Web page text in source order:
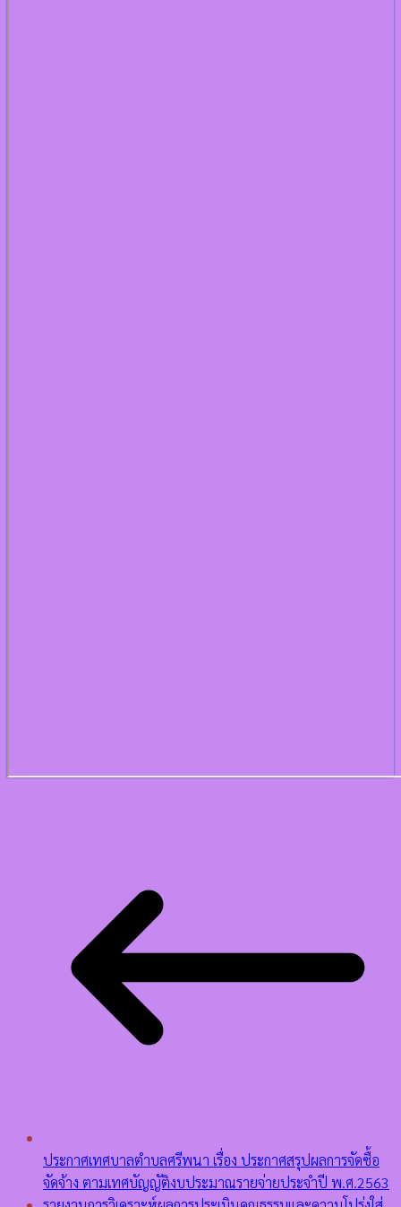
ประกาศเทศบาลตำบลศรีพนา เรื่อง ประกาศสรุปผลการจัดซื้อ
จัดจ้าง ตามเทศบัญญัติงบประมาณรายจ่ายประจำปี พ.ศ.2563